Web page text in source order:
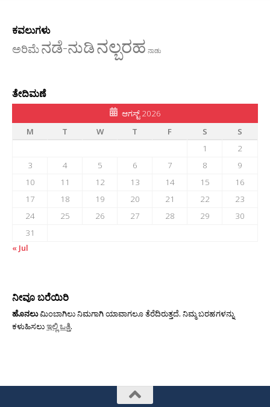
ಕವಲುಗಳು
ಅರಿಮೆನಡೆ-ನುಡಿನಲ್ಬರಹ ನಾಡು
ತೇದಿಮಣೆ
ಆಗಸ್ಟ್ 2026
M
T W T F S
S
1
2
3
4 5 6 7 8
9
10
11 12 13 14 15
16
17
18 19 20 21 22
23
24
25 26 27 28 29
30
31
« Jul
ನೀವೂ ಬರೆಯಿರಿ
ಹೊನಲುಮಿಂಬಾಗಿಲು ನಿಮಗಾಗಿ ಯಾವಾಗಲೂ ತೆರೆದಿರುತ್ತದೆ. ನಿಮ್ಮ ಬರಹಗಳನ್ನು
ಕಳುಹಿಸಲುಇಲ್ಲಿ ಒತ್ತಿ.